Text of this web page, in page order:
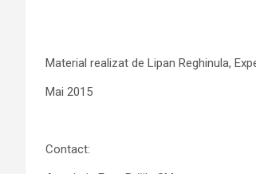
Material realizat de Lipan Reghinula,
Mai 2015
Contact: